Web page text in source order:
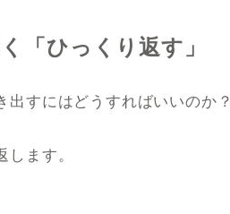
「ひっくり返す」
すにはどうすればいいのか？
ます。